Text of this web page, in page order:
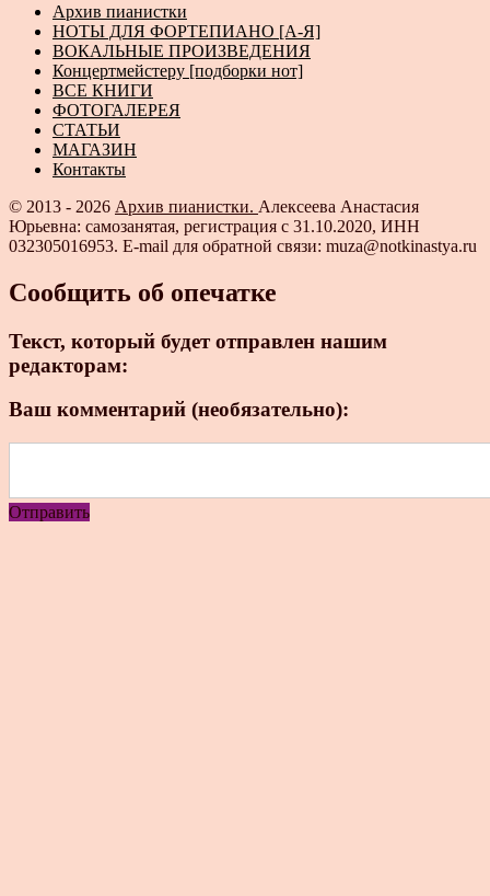
Архив пианистки
НОТЫ ДЛЯ ФОРТЕПИАНО [А-Я]
ВОКАЛЬНЫЕ ПРОИЗВЕДЕНИЯ
Концертмейстеру [подборки нот]
ВСЕ КНИГИ
ФОТОГАЛЕРЕЯ
СТАТЬИ
МАГАЗИН
Контакты
© 2013 - 2026 Архив пианистки. Алексеева Анастасия
Юрьевна: самозанятая, регистрация с 31.10.2020, ИНН
032305016953. E-mail для обратной связи: muza@notkinastya.ru
Сообщить об опечатке
Текст, который будет отправлен нашим
редакторам:
Ваш комментарий (необязательно):
Отправить